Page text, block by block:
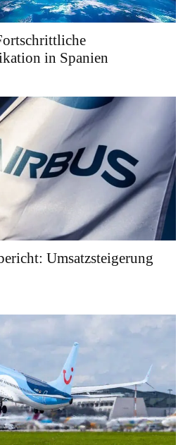
in Spanien
Umsatzsteigerung